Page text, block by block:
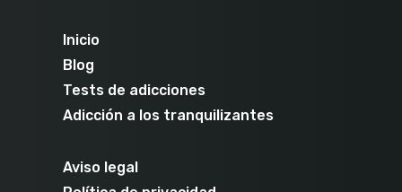
Inicio
Blog
Tests de adicciones
Adicción a los tranquilizantes
Aviso legal